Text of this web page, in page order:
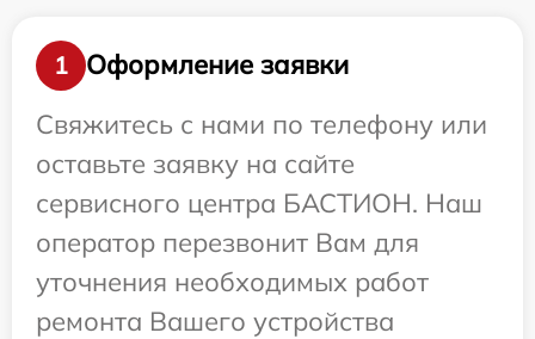
1
Оформление заявки
Свяжитесь с нами по телефону или
оставьте заявку на сайте
сервисного центра БАСТИОН. Наш
оператор перезвонит Вам для
уточнения необходимых работ
ремонта Вашего устройства